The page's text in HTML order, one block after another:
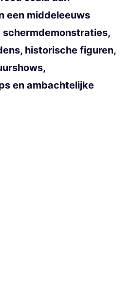
een middeleeuws
historische figuren,
en ambachtelijke